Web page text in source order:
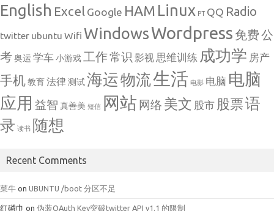
English Excel Google HAM Linux PT QQ Radio
twitter ubuntu Wifi WindowsWordpress 免费公
考奥运 学车小游戏 工作常识 影视 思维训练 成功学 房产
手机 教育法律测试海运物流生活 电影 电脑 电脑
应用 益智 真善美 短信 网站 网络 美文 股市 股票语
录 读书 随想
Recent Comments
菜牛 on UBUNTU /boot 分区不足
红磷巾 on 伪装OAuth Key突破twitter API v1.1 的限制